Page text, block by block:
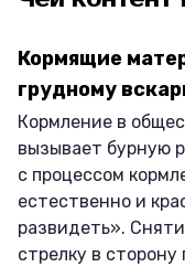
Кормящие
грудному
Кормление в
вызывает бурную
с процессом
естественно и
развидеть».
стрелку в